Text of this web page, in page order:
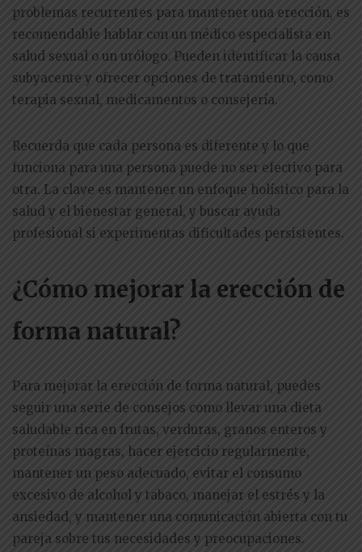
problemas recurrentes para mantener una erección, es
recomendable hablar con un médico especialista en
salud sexual o un urólogo. Pueden identificar la causa
subyacente y ofrecer opciones de tratamiento, como
terapia sexual, medicamentos o consejería.
Recuerda que cada persona es diferente y lo que
funciona para una persona puede no ser efectivo para
otra. La clave es mantener un enfoque holístico para la
salud y el bienestar general, y buscar ayuda
profesional si experimentas dificultades persistentes.
¿Cómo mejorar la erección de
forma natural?
Para mejorar la erección de forma natural, puedes
seguir una serie de consejos como llevar una dieta
saludable rica en frutas, verduras, granos enteros y
proteínas magras, hacer ejercicio regularmente,
mantener un peso adecuado, evitar el consumo
excesivo de alcohol y tabaco, manejar el estrés y la
ansiedad, y mantener una comunicación abierta con tu
pareja sobre tus necesidades y preocupaciones.